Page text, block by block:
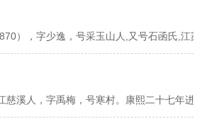
），字少逸，号采玉山人,又号石函氏,江
慈溪人，字禹梅，号寒村。康熙二十七年进